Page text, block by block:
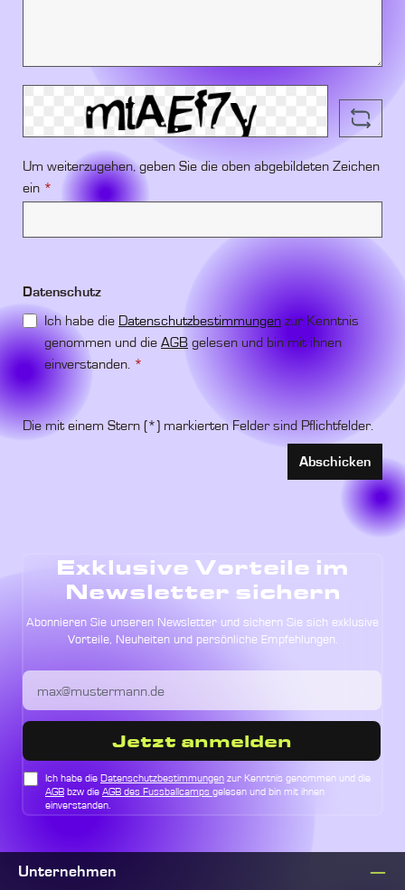
Um weiterzugehen, geben Sie die oben abgebildeten Zeichen
ein *
Datenschutz
Ich habe die Datenschutzbestimmungen zur Kenntnis
genommen und die AGB gelesen und bin mit ihnen
einverstanden. *
Die mit einem Stern (*) markierten Felder sind Pflichtfelder.
Abschicken
Exklusive Vorteile im
Newsletter sichern
Abonnieren Sie unseren Newsletter und sichern Sie sich exklusive
Vorteile, Neuheiten und persönliche Empfehlungen.
Jetzt anmelden
Ich habe die Datenschutzbestimmungen zur Kenntnis genommen und die
AGB bzw die AGB des Fussballcamps gelesen und bin mit ihnen
einverstanden.
Unternehmen